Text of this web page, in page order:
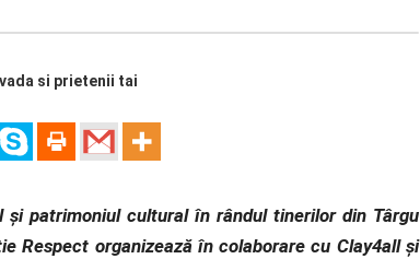
si prietenii tai
patrimoniul cultural în rândul tinerilor din Târgu
Respect organizează în colaborare cu Clay4all și